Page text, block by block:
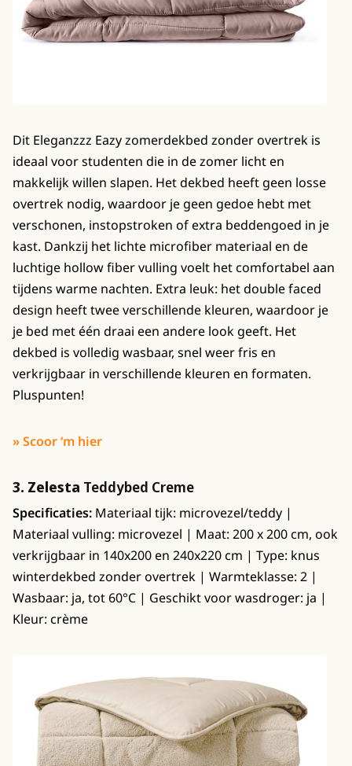
Dit Eleganzzz Eazy zomerdekbed zonder overtrek is
ideaal voor studenten die in de zomer licht en
makkelijk willen slapen. Het dekbed heeft geen losse
overtrek nodig, waardoor je geen gedoe hebt met
verschonen, instopstroken of extra beddengoed in je
kast. Dankzij het lichte microfiber materiaal en de
luchtige hollow fiber vulling voelt het comfortabel aan
tijdens warme nachten. Extra leuk: het double faced
design heeft twee verschillende kleuren, waardoor je
je bed met één draai een andere look geeft. Het
dekbed is volledig wasbaar, snel weer fris en
verkrijgbaar in verschillende kleuren en formaten.
Pluspunten!
» Scoor ‘m hier
3. Zelesta Teddybed Creme
Specificaties: Materiaal tijk: microvezel/teddy |
Materiaal vulling: microvezel | Maat: 200 x 200 cm, ook
verkrijgbaar in 140x200 en 240x220 cm | Type: knus
winterdekbed zonder overtrek | Warmteklasse: 2 |
Wasbaar: ja, tot 60°C | Geschikt voor wasdroger: ja |
Kleur: crème